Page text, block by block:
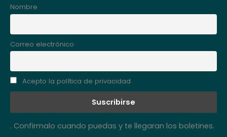
Nombre
Correo electrónico
Acepto la política de privacidad
. Confirmalo cuando puedas y te llegaran los boletines.